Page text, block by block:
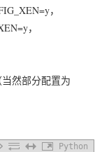
，
，
然部分配置为
Python